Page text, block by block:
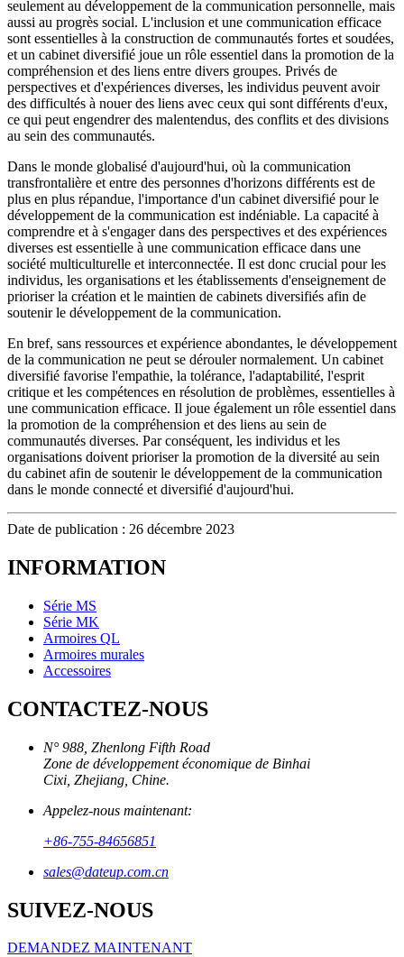
seulement au développement de la communication personnelle, mais
aussi au progrès social. L'inclusion et une communication efficace
sont essentielles à la construction de communautés fortes et soudées,
et un cabinet diversifié joue un rôle essentiel dans la promotion de la
compréhension et des liens entre divers groupes. Privés de
perspectives et d'expériences diverses, les individus peuvent avoir
des difficultés à nouer des liens avec ceux qui sont différents d'eux,
ce qui peut engendrer des malentendus, des conflits et des divisions
au sein des communautés.
Dans le monde globalisé d'aujourd'hui, où la communication
transfrontalière et entre des personnes d'horizons différents est de
plus en plus répandue, l'importance d'un cabinet diversifié pour le
développement de la communication est indéniable. La capacité à
comprendre et à s'engager dans des perspectives et des expériences
diverses est essentielle à une communication efficace dans une
société multiculturelle et interconnectée. Il est donc crucial pour les
individus, les organisations et les établissements d'enseignement de
prioriser la création et le maintien de cabinets diversifiés afin de
soutenir le développement de la communication.
En bref, sans ressources et expérience abondantes, le développement
de la communication ne peut se dérouler normalement. Un cabinet
diversifié favorise l'empathie, la tolérance, l'adaptabilité, l'esprit
critique et les compétences en résolution de problèmes, essentielles à
une communication efficace. Il joue également un rôle essentiel dans
la promotion de la compréhension et des liens au sein de
communautés diverses. Par conséquent, les individus et les
organisations doivent prioriser la promotion de la diversité au sein
du cabinet afin de soutenir le développement de la communication
dans le monde connecté et diversifié d'aujourd'hui.
Date de publication : 26 décembre 2023
INFORMATION
Série MS
Série MK
Armoires QL
Armoires murales
Accessoires
CONTACTEZ-NOUS
N° 988, Zhenlong Fifth Road
Zone de développement économique de Binhai
Cixi, Zhejiang, Chine.
Appelez-nous maintenant:
+86-755-84656851
sales@dateup.com.cn
SUIVEZ-NOUS
DEMANDEZ MAINTENANT